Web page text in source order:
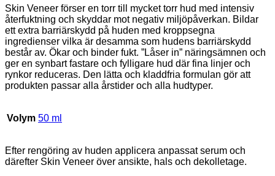
Skin Veneer förser en torr till mycket torr hud med intensiv
återfuktning och skyddar mot negativ miljöpåverkan. Bildar
ett extra barriärskydd på huden med kroppsegna
ingredienser vilka är desamma som hudens barriärskydd
består av. Ökar och binder fukt. ”Låser in” näringsämnen och
ger en synbart fastare och fylligare hud där fina linjer och
rynkor reduceras. Den lätta och kladdfria formulan gör att
produkten passar alla årstider och alla hudtyper.
Volym 50 ml
Efter rengöring av huden applicera anpassat serum och
därefter Skin Veneer över ansikte, hals och dekolletage.